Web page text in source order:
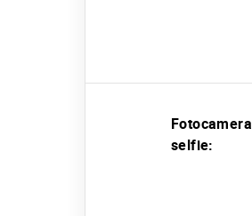
Fotocamera
selfie: